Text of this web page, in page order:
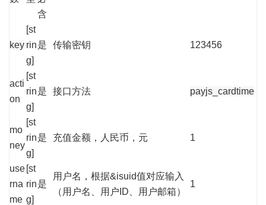
含
key
[st
rin
g]
是 传输密钥 123456
acti
on
[st
rin
g]
是 接口方法 payjs_cardtime
mo
ney
[st
rin
g]
是 充值金额，人民币，元 1
use
rna
me
[st
rin
g]
是
用户名，根据&isuid值对应输入
（用户名、用户ID、用户邮箱）
1